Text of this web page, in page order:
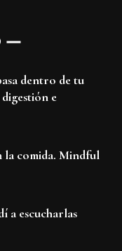
dentro de tu
e
la comida. Mindful
a escucharlas